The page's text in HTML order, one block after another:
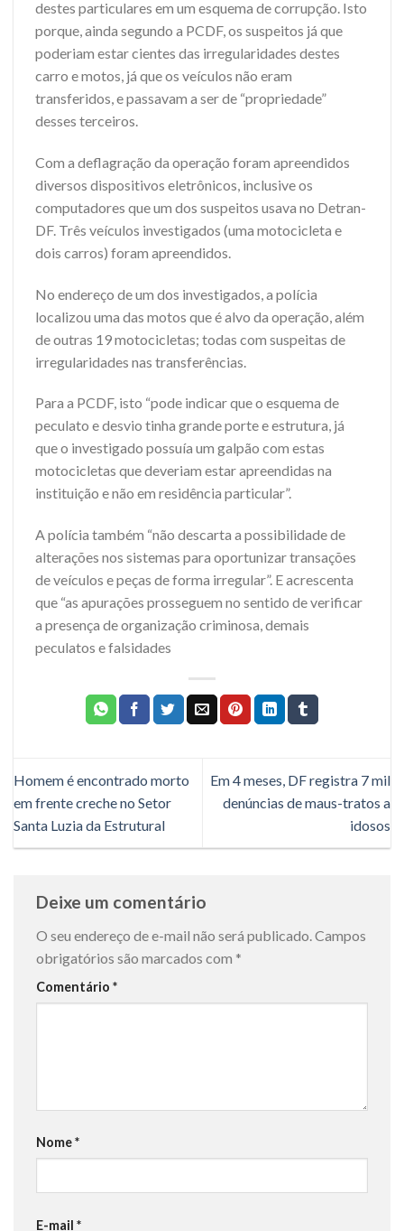
destes particulares em um esquema de corrupção. Isto
porque, ainda segundo a PCDF, os suspeitos já que
poderiam estar cientes das irregularidades destes
carro e motos, já que os veículos não eram
transferidos, e passavam a ser de “propriedade”
desses terceiros.
Com a deflagração da operação foram apreendidos
diversos dispositivos eletrônicos, inclusive os
computadores que um dos suspeitos usava no Detran-
DF. Três veículos investigados (uma motocicleta e
dois carros) foram apreendidos.
No endereço de um dos investigados, a polícia
localizou uma das motos que é alvo da operação, além
de outras 19 motocicletas; todas com suspeitas de
irregularidades nas transferências.
Para a PCDF, isto “pode indicar que o esquema de
peculato e desvio tinha grande porte e estrutura, já
que o investigado possuía um galpão com estas
motocicletas que deveriam estar apreendidas na
instituição e não em residência particular”.
A polícia também “não descarta a possibilidade de
alterações nos sistemas para oportunizar transações
de veículos e peças de forma irregular”. E acrescenta
que “as apurações prosseguem no sentido de verificar
a presença de organização criminosa, demais
peculatos e falsidades
Homem é encontrado morto
em frente creche no Setor
Santa Luzia da Estrutural
Em 4 meses, DF registra 7 mil
denúncias de maus-tratos a
idosos
Deixe um comentário
O seu endereço de e-mail não será publicado.Campos
obrigatórios são marcados com *
Comentário *
Nome*
E-mail *